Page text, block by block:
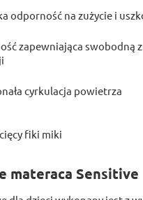
odporność na zużycie i
zapewniająca swobodną
cyrkulacja powietrza
materaca Sensitive